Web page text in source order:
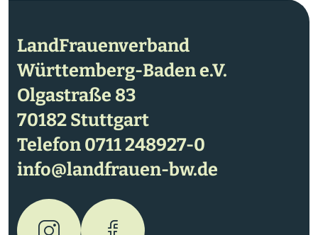
LandFrauenverband
Württemberg-Baden e.V.
Olgastraße 83
70182 Stuttgart
Telefon0711 248927-0
info@landfrauen-bw.de